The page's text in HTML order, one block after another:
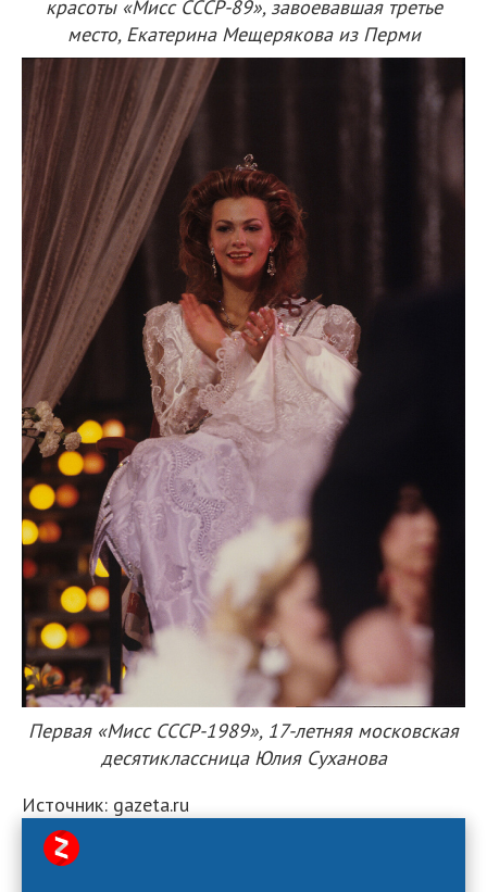
красоты «Мисс СССР-89», завоевавшая третье
место, Екатерина Мещерякова из Перми
Первая «Мисс СССР-1989», 17-летняя московская
десятиклассница Юлия Суханова
Источник: gazeta.ru